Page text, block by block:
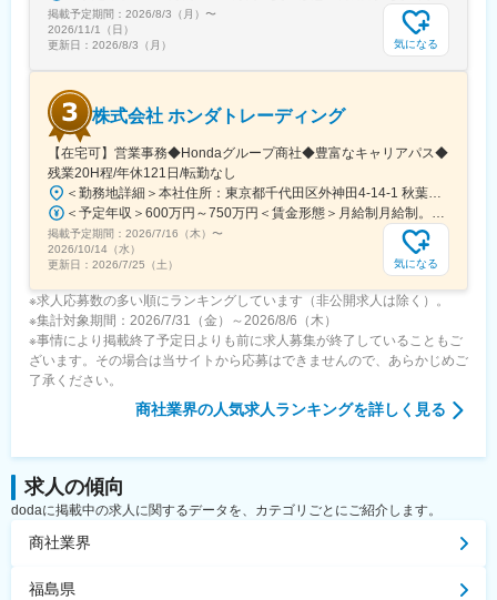
掲載予定期間： 2026/8/3（月） 〜
2026/11/1（日）
更新日： 2026/8/3（月） 気になる
株式会社 ホンダトレーディング
【在宅可】営業事務◆Hondaグループ商社◆豊富なキャリアパス◆
残業20H程/年休121日/転勤なし
掲載予定期間： 2026/7/16（木） 〜
2026/10/14（水）
更新日： 2026/7/25（土） 気になる
※求人応募数の多い順にランキングしています（非公開求人は除く）。
※集計対象期間：2026/7/31（金）～2026/8/6（木）
※事情により掲載終了予定日よりも前に求人募集が終了していることもご
ざいます。その場合は当サイトから応募はできませんので、あらかじめご
了承ください。
商社業界の人気求人ランキングを詳しく見る
求人の傾向
dodaに掲載中の求人に関するデータを、カテゴリごとにご紹介します。
商社業界
福島県